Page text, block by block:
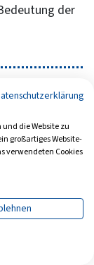
der
die Website zu
großartiges Website-
verwendeten Cookies